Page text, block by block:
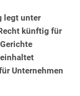
legt unter
künftig für
Unternehmen